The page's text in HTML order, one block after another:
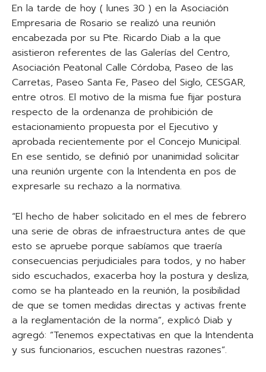
En la tarde de hoy ( lunes 30 ) en la Asociación
Empresaria de Rosario se realizó una reunión
encabezada por su Pte. Ricardo Diab a la que
asistieron referentes de las Galerías del Centro,
Asociación Peatonal Calle Córdoba, Paseo de las
Carretas, Paseo Santa Fe, Paseo del Siglo, CESGAR,
entre otros. El motivo de la misma fue fijar postura
respecto de la ordenanza de prohibición de
estacionamiento propuesta por el Ejecutivo y
aprobada recientemente por el Concejo Municipal.
En ese sentido, se definió por unanimidad solicitar
una reunión urgente con la Intendenta en pos de
expresarle su rechazo a la normativa.
“El hecho de haber solicitado en el mes de febrero
una serie de obras de infraestructura antes de que
esto se apruebe porque sabíamos que traería
consecuencias perjudiciales para todos, y no haber
sido escuchados, exacerba hoy la postura y desliza,
como se ha planteado en la reunión, la posibilidad
de que se tomen medidas directas y activas frente
a la reglamentación de la norma”, explicó Diab y
agregó: “Tenemos expectativas en que la Intendenta
y sus funcionarios, escuchen nuestras razones”.